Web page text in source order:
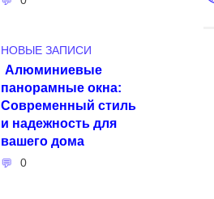
НОВЫЕ ЗАПИСИ
Алюминиевые
панорамные окна:
Современный стиль
и надежность для
вашего дома
0